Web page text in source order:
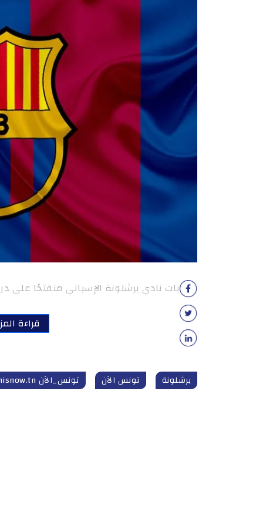
بات نادي برشلونة الإسباني منفتحًا
قراءة
برشلونة تونس الآن تونس_الآن tunisnow.tn